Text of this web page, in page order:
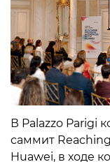
В Palazzo Parigi
саммит
Huawei, в ходе